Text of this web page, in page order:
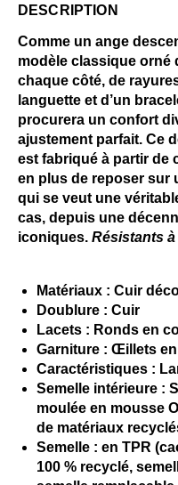
DESCRIPTION
Comme un ange
modèle classique orné
chaque côté, de
languette et d’un
procurera un confort
ajustement parfait. Ce
est fabriqué à partir de
en plus de reposer sur
qui se veut une
cas, depuis une
iconiques. Résistants à
Matériaux : Cuir
Doublure : Cuir
Lacets : Ronds en
Garniture : Œillets en
Caractéristiques :
Semelle intérieure :
moulée en mousse
de matériaux
Semelle : en TPR
100 % recyclé,